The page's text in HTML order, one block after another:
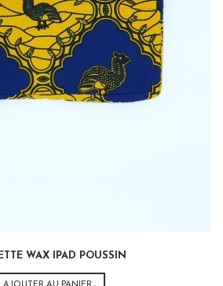
35,00€
WAX IPAD POUSSIN